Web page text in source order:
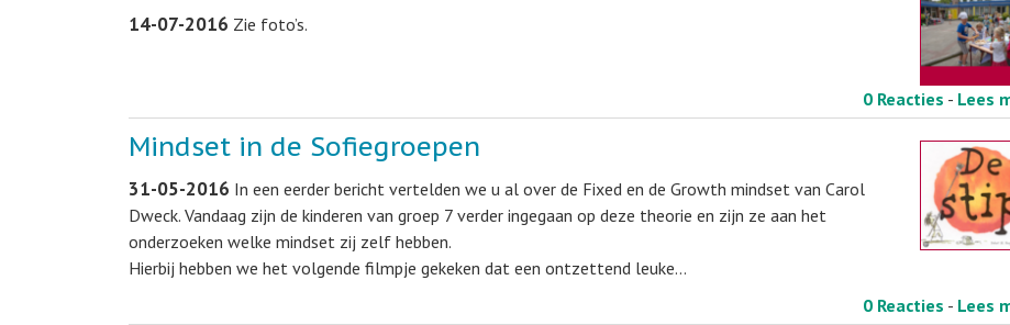
14-07-2016 Zie foto’s.
0 Reacties - Lees
Mindset in de Sofiegroepen
31-05-2016 In een eerder bericht vertelden we u al over de Fixed en de Growth mindset van Carol
Dweck. Vandaag zijn de kinderen van groep 7 verder ingegaan op deze theorie en zijn ze aan het
onderzoeken welke mindset zij zelf hebben.
Hierbij hebben we het volgende filmpje gekeken dat een ontzettend leuke…
0 Reacties - Lees